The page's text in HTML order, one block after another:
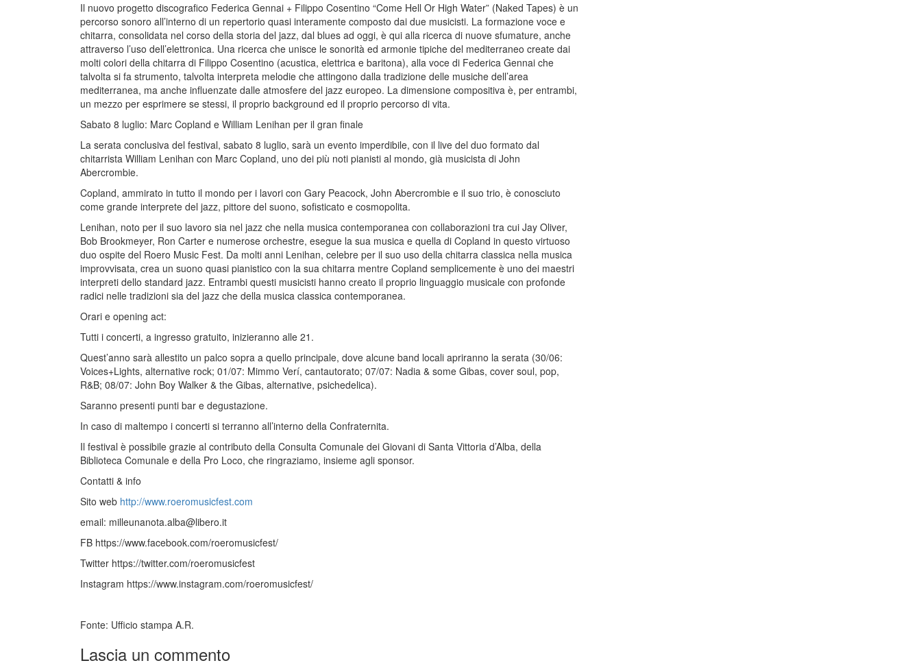
Il nuovo progetto discografico Federica Gennai + Filippo Cosentino “Come Hell Or High Water” (Naked Tapes) è un
percorso sonoro all’interno di un repertorio quasi interamente composto dai due musicisti. La formazione voce e
chitarra, consolidata nel corso della storia del jazz, dal blues ad oggi, è qui alla ricerca di nuove sfumature, anche
attraverso l’uso dell’elettronica. Una ricerca che unisce le sonorità ed armonie tipiche del mediterraneo create dai
molti colori della chitarra di Filippo Cosentino (acustica, elettrica e baritona), alla voce di Federica Gennai che
talvolta si fa strumento, talvolta interpreta melodie che attingono dalla tradizione delle musiche dell’area
mediterranea, ma anche influenzate dalle atmosfere del jazz europeo. La dimensione compositiva è, per entrambi,
un mezzo per esprimere se stessi, il proprio background ed il proprio percorso di vita.
Sabato 8 luglio: Marc Copland e William Lenihan per il gran finale
La serata conclusiva del festival, sabato 8 luglio, sarà un evento imperdibile, con il live del duo formato dal
chitarrista William Lenihan con Marc Copland, uno dei più noti pianisti al mondo, già musicista di John
Abercrombie.
Copland, ammirato in tutto il mondo per i lavori con Gary Peacock, John Abercrombie e il suo trio, è conosciuto
come grande interprete del jazz, pittore del suono, sofisticato e cosmopolita.
Lenihan, noto per il suo lavoro sia nel jazz che nella musica contemporanea con collaborazioni tra cui Jay Oliver,
Bob Brookmeyer, Ron Carter e numerose orchestre, esegue la sua musica e quella di Copland in questo virtuoso
duo ospite del Roero Music Fest. Da molti anni Lenihan, celebre per il suo uso della chitarra classica nella musica
improvvisata, crea un suono quasi pianistico con la sua chitarra mentre Copland semplicemente è uno dei maestri
interpreti dello standard jazz. Entrambi questi musicisti hanno creato il proprio linguaggio musicale con profonde
radici nelle tradizioni sia del jazz che della musica classica contemporanea.
Orari e opening act:
Tutti i concerti, a ingresso gratuito, inizieranno alle 21.
Quest’anno sarà allestito un palco sopra a quello principale, dove alcune band locali apriranno la serata (30/06:
Voices+Lights, alternative rock; 01/07: Mimmo Verí, cantautorato; 07/07: Nadia & some Gibas, cover soul, pop,
R&B; 08/07: John Boy Walker & the Gibas, alternative, psichedelica).
Saranno presenti punti bar e degustazione.
In caso di maltempo i concerti si terranno all’interno della Confraternita.
Il festival è possibile grazie al contributo della Consulta Comunale dei Giovani di Santa Vittoria d’Alba, della
Biblioteca Comunale e della Pro Loco, che ringraziamo, insieme agli sponsor.
Contatti & info
Sito web http://www.roeromusicfest.com
email: milleunanota.alba@libero.it
FB https://www.facebook.com/roeromusicfest/
Twitter https://twitter.com/roeromusicfest
Instagram https://www.instagram.com/roeromusicfest/
Fonte: Ufficio stampa A.R.
Lascia un commento